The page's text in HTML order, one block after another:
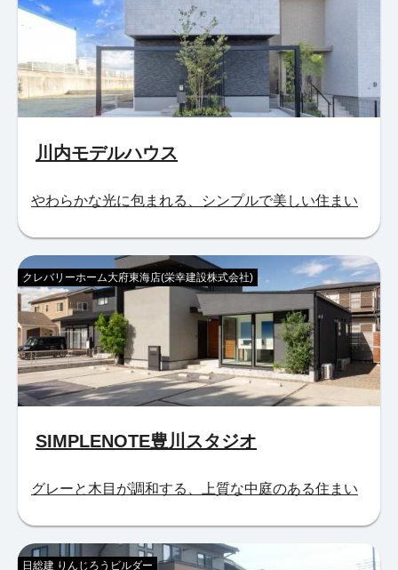
川内モデルハウス
やわらかな光に包まれる、シンプルで美しい住まい
SIMPLENOTE豊川スタジオ
クレバリーホーム大府東海店(栄幸建設株式会社)
グレーと木目が調和する、上質な中庭のある住まい
日総建 りんじろうビルダー